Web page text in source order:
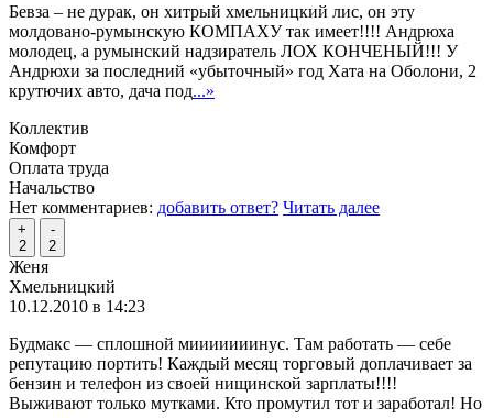
Бевза – не дурак, он хитрый хмельницкий лис, он эту
молдовано-румынскую КОМПАХУ так имеет!!!! Андрюха
молодец, а румынский надзиратель ЛОХ КОНЧЕНЫЙ!!! У
Андрюхи за последний «убыточный» год Хата на Оболони, 2
крутючих авто, дача под...»
Коллектив
Комфорт
Оплата труда
Начальство
Нет комментариев: добавить ответ? Читать далее
+
2
-
2
Женя
Хмельницкий
10.12.2010 в 14:23
Будмакс — сплошной мииииииинус. Там работать — себе
репутацию портить! Каждый месяц торговый доплачивает за
бензин и телефон из своей нищинской зарплаты!!!!
Выживают только мутками. Кто промутил тот и заработал! Но